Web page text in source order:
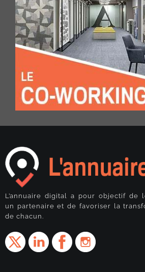
L’annuaire digital a pour objectif de
un partenaire et de favoriser la
de chacun.